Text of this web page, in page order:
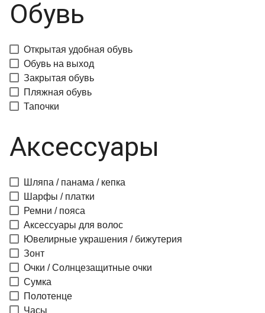
Обувь
Открытая удобная обувь
Обувь на выход
Закрытая обувь
Пляжная обувь
Тапочки
Аксессуары
Шляпа / панама / кепка
Шарфы / платки
Ремни / пояса
Аксессуары для волос
Ювелирные украшения / бижутерия
Зонт
Очки / Солнцезащитные очки
Сумка
Полотенце
Часы